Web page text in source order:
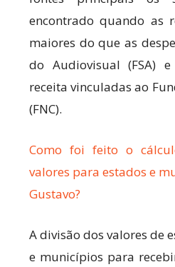
encontrado quando as
maiores do que as
do Audiovisual (FSA)
receita vinculadas ao
(FNC).
Como foi feito o
valores para estados e
Gustavo?
A divisão dos valores de
e municípios para